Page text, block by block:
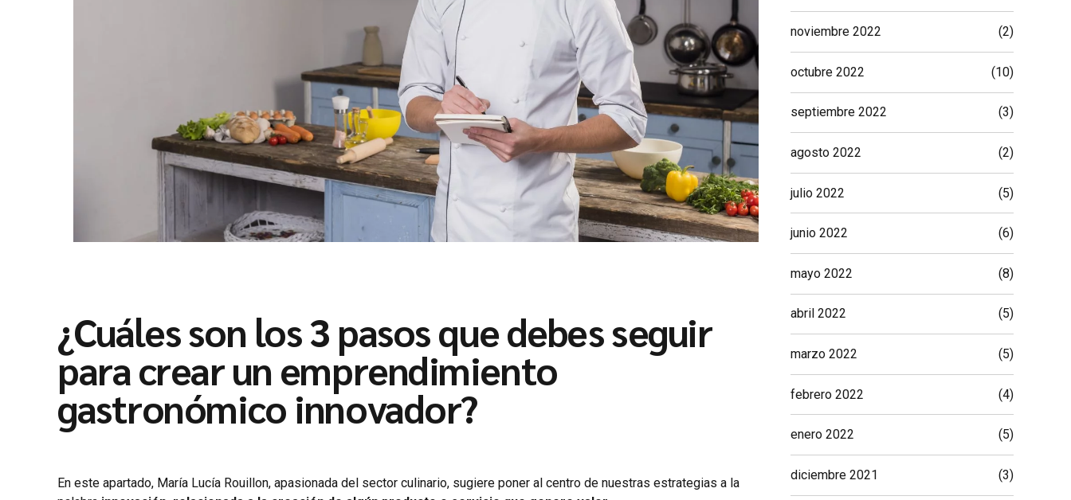
¿Cuáles son los 3 pasos que debes seguir
para crear un emprendimiento
gastronómico innovador?
En este apartado, María Lucía Rouillon, apasionada del sector culinario, sugiere poner al centro de nuestras estrategias a la
noviembre 2022 (2)
octubre 2022 (10)
septiembre 2022 (3)
agosto 2022 (2)
julio 2022 (5)
junio 2022 (6)
mayo 2022 (8)
abril 2022 (5)
marzo 2022 (5)
febrero 2022 (4)
enero 2022 (5)
diciembre 2021 (3)